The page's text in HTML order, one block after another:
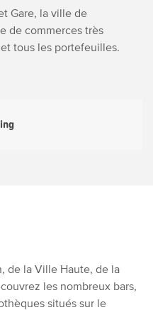
Gare, la ville de
de commerces très
tous les portefeuilles.
de la Ville Haute, de la
les nombreux bars,
situés sur le